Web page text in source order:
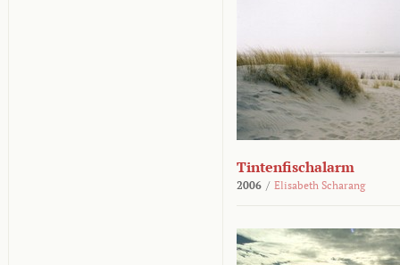
Tintenfischalarm
2006 / Elisabeth Scharang